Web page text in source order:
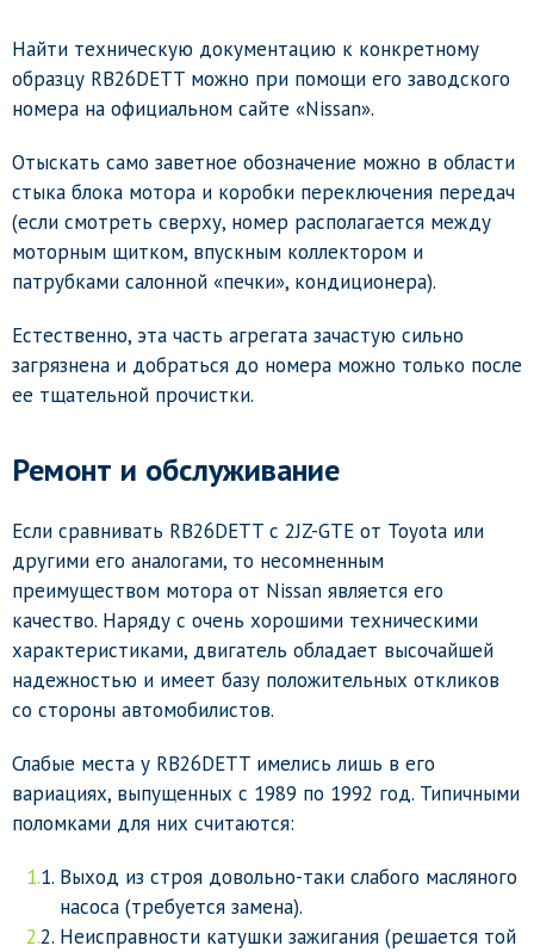
Найти техническую документацию к конкретному
образцу RB26DETT можно при помощи его заводского
номера на официальном сайте «Nissan».
Отыскать само заветное обозначение можно в области
стыка блока мотора и коробки переключения передач
(если смотреть сверху, номер располагается между
моторным щитком, впускным коллектором и
патрубками салонной «печки», кондиционера).
Естественно, эта часть агрегата зачастую сильно
загрязнена и добраться до номера можно только после
ее тщательной прочистки.
Ремонт и обслуживание
Если сравнивать RB26DETT c 2JZ-GTE от Toyota или
другими его аналогами, то несомненным
преимуществом мотора от Nissan является его
качество. Наряду с очень хорошими техническими
характеристиками, двигатель обладает высочайшей
надежностью и имеет базу положительных откликов
со стороны автомобилистов.
Слабые места у RB26DETT имелись лишь в его
вариациях, выпущенных с 1989 по 1992 год. Типичными
поломками для них считаются:
Выход из строя довольно-таки слабого масляного
насоса (требуется замена).
Неисправности катушки зажигания (решается той